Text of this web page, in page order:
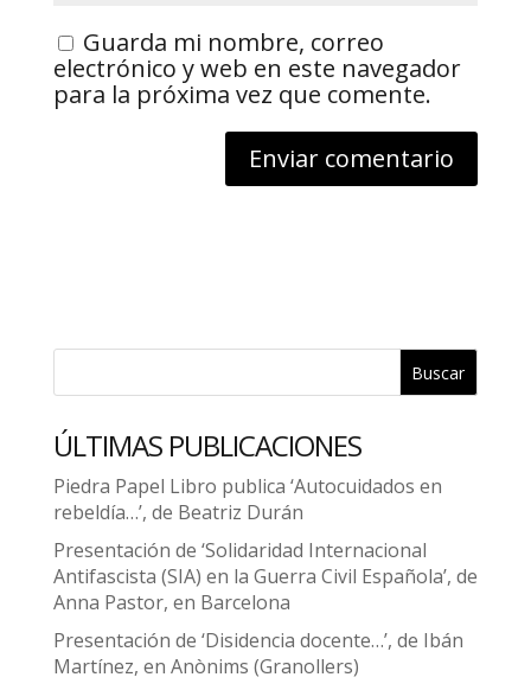
Guarda mi nombre, correo
electrónico y web en este navegador
para la próxima vez que comente.
Buscar
ÚLTIMAS PUBLICACIONES
Piedra Papel Libro publica ‘Autocuidados en
rebeldía…’, de Beatriz Durán
Presentación de ‘Solidaridad Internacional
Antifascista (SIA) en la Guerra Civil Española’, de
Anna Pastor, en Barcelona
Presentación de ‘Disidencia docente…’, de Ibán
Martínez, en Anònims (Granollers)